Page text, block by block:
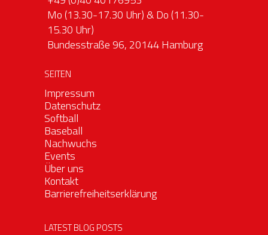
Mo (13.30-17.30 Uhr) & Do (11.30-
15.30 Uhr)
Bundesstraße 96, 20144 Hamburg
SEITEN
Impressum
Datenschutz
Softball
Baseball
Nachwuchs
Events
Über uns
Kontakt
Barrierefreiheitserklärung
LATEST BLOG POSTS